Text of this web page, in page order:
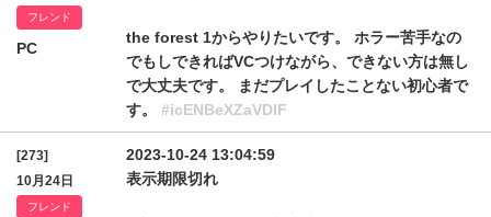
フレンド
PC
the forest 1からやりたいです。 ホラー苦手なの
でもしできればVCつけながら、できない方は無し
で大丈夫です。 まだプレイしたことない初心者で
す。 #icENBeXZaVDlF
[273]
10月24日
フレンド
2023-10-24 13:04:59
表示期限切れ